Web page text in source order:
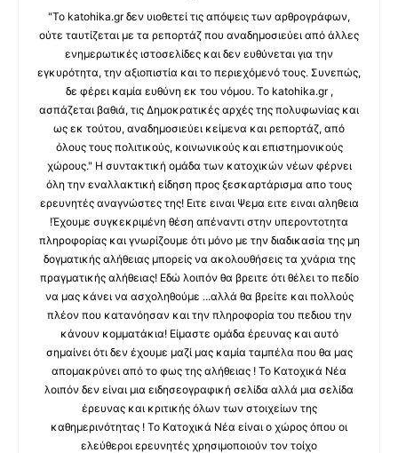
"Το katohika.gr δεν υιοθετεί τις απόψεις των αρθρογράφων,
ούτε ταυτίζεται με τα ρεπορτάζ που αναδημοσιεύει από άλλες
ενημερωτικές ιστοσελίδες και δεν ευθύνεται για την
εγκυρότητα, την αξιοπιστία και το περιεχόμενό τους. Συνεπώς,
δε φέρει καμία ευθύνη εκ του νόμου. Το katohika.gr ,
ασπάζεται βαθιά, τις Δημοκρατικές αρχές της πολυφωνίας και
ως εκ τούτου, αναδημοσιεύει κείμενα και ρεπορτάζ, από
όλους τους πολιτικούς, κοινωνικούς και επιστημονικούς
χώρους." Η συντακτική ομάδα των κατοχικών νέων φέρνει
όλη την εναλλακτική είδηση προς ξεσκαρτάρισμα απο τους
ερευνητές αναγνώστες της! Ειτε ειναι Ψεμα ειτε ειναι αληθεια
!Έχουμε συγκεκριμένη θέση απέναντι στην υπεροντοτητα
πληροφορίας και γνωρίζουμε ότι μόνο με την διαδικασία της μη
δογματικής αλήθειας μπορείς να ακολουθήσεις τα χνάρια της
πραγματικής αλήθειας! Εδώ λοιπόν θα βρειτε ότι θέλει το πεδίο
να μας κάνει να ασχοληθούμε ...αλλά θα βρείτε και πολλούς
πλέον που κατανόησαν και την πληροφορία του πεδιου την
κάνουν κομματάκια! Είμαστε ομάδα έρευνας και αυτό
σημαίνει ότι δεν έχουμε μαζί μας καμία ταμπέλα που θα μας
απομακρύνει από το φως της αλήθειας ! Το Κατοχικά Νέα
λοιπόν δεν είναι μια ειδησεογραφική σελίδα αλλά μια σελίδα
έρευνας και κριτικής όλων των στοιχείων της
καθημερινότητας ! Το Κατοχικά Νέα είναι ο χώρος όπου οι
ελεύθεροι ερευνητές χρησιμοποιούν τον τοίχο